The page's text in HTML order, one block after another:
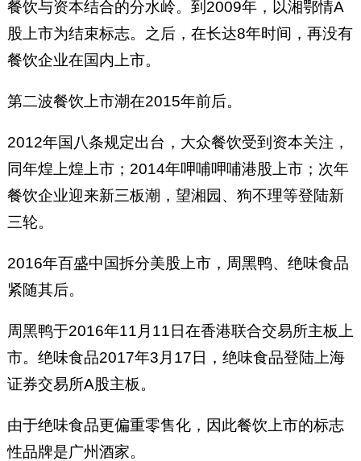
餐饮与资本结合的分水岭。到2009年，以湘鄂情A
股上市为结束标志。之后，在长达8年时间，再没有
餐饮企业在国内上市。
第二波餐饮上市潮在2015年前后。
2012年国八条规定出台，大众餐饮受到资本关注，
同年煌上煌上市；2014年呷哺呷哺港股上市；次年
餐饮企业迎来新三板潮，望湘园、狗不理等登陆新
三轮。
2016年百盛中国拆分美股上市，周黑鸭、绝味食品
紧随其后。
周黑鸭于2016年11月11日在香港联合交易所主板上
市。绝味食品2017年3月17日，绝味食品登陆上海
证券交易所A股主板。
由于绝味食品更偏重零售化，因此餐饮上市的标志
性品牌是广州酒家。